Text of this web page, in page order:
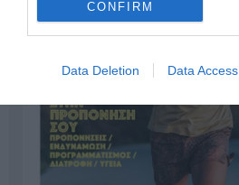
CONFIRM
Data Deletion Data Access